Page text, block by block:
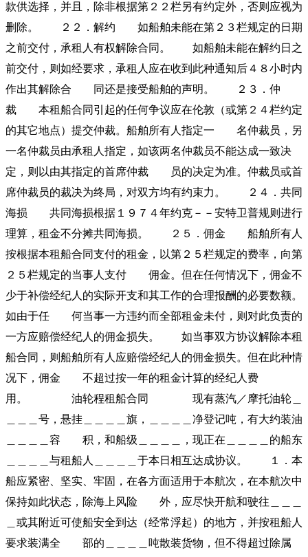
款供选择，并且，除非根据第２２栏另有约定外，否则应视为
删除。 ２２．解约 如船舶未能在第２３栏规定的日期
之前交付，承租人有权解除合同。 如船舶未能在解约日之
前交付，则如经要求，承租人应在收到此种通知后４８小时内
作出其解除合 同还是接受船舶的声明。 ２３．仲
裁 本租船合同引起的任何争议应在伦敦（或第２４栏约定
的其它地点）提交仲裁。船舶所有人指定一 名仲裁员，另
一名仲裁员由承租人指定，如该两名仲裁员不能达成一致决
定，则以由其指定的首席仲裁 员的决定为准。仲裁员或首
席仲裁员的裁决为终局，对双方均有约束力。 ２４．共同
海损 共同海损根据１９７４年约克－－安特卫普规则进行
理算，租金不分摊共同海损。 ２５．佣金 船舶所有人
按根据本租船合同支付的租金，以第２５栏规定的费率，向第
２５栏规定的当事人支付 佣金。但在任何情况下，佣金不
少于补偿经纪人的实际开支和其工作的合理报酬的必要数额。
如由于任 何当事一方违约而全部租金未付，则对此负责的
一方应赔偿经纪人的佣金损失。 如当事双方协议解除本租
船合同，则船舶所有人应赔偿经纪人的佣金损失。但在此种情
况下，佣金 不超过按一年的租金计算的经纪人费
用。 油轮程租船合同 现有蒸汽／摩托油轮＿
＿＿＿号，悬挂＿＿＿＿旗，＿＿＿＿净登记吨，有大约装油
＿＿＿＿容 积，和船级＿＿＿＿，现正在＿＿＿＿的船东
＿＿＿＿与租船人＿＿＿＿于本日相互达成协议。 １．本
船应紧密、坚实、牢固，在各方面适用于本航次，在本航次中
保持如此状态，除海上风险 外，应尽快开航和驶往＿＿＿
＿或其附近可使船安全到达（经常浮起）的地方，并按租船人
要求装满全 部的＿＿＿＿吨散装货物，但不得超过除属